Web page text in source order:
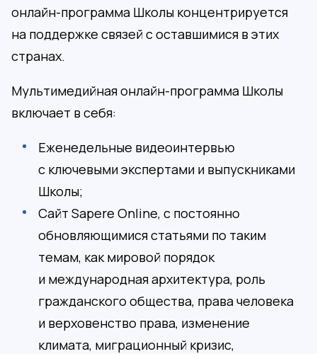
онлайн-программа Школы концентрируется
на поддержке связей с оставшимися в этих
странах.
Мультимедийная онлайн-программа Школы
включает в себя:
Еженедельные видеоинтервью
с ключевыми экспертами и выпускниками
Школы;
Сайт Sapere Online, с постоянно
обновляющимися статьями по таким
темам, как мировой порядок
и международная архитектура, роль
гражданского общества, права человека
и верховенство права, изменение
климата, миграционный кризис,